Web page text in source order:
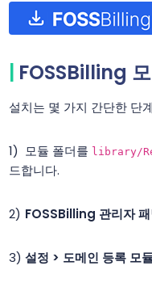
FOSSBilling
설치는 몇 가지 간단한 단
모듈 폴더를 library/
드합니다.
FOSSBilling 관리자
설정 > 도메인 등록 모